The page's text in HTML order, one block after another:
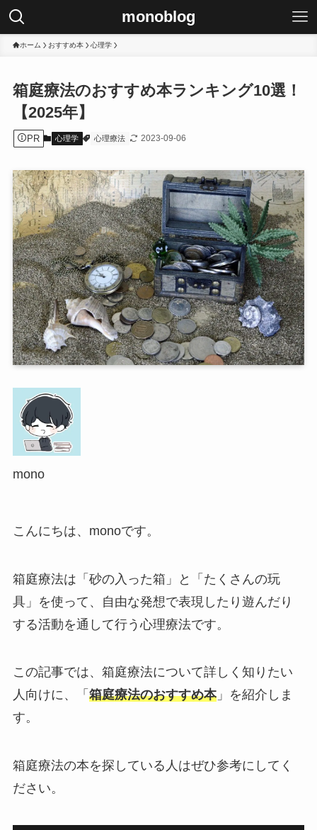
monoblog
ホーム おすすめ本 心理学
箱庭療法のおすすめ本ランキング10選！
【2025年】
PR 心理学 心理療法 2023-09-06
mono
こんにちは、monoです。
箱庭療法は「砂の入った箱」と「たくさんの玩
具」を使って、自由な発想で表現したり遊んだり
する活動を通して行う心理療法です。
この記事では、箱庭療法について詳しく知りたい
人向けに、「 箱庭療法のおすすめ本」を紹介しま
す。
箱庭療法の本を探している人はぜひ参考にしてく
ださい。